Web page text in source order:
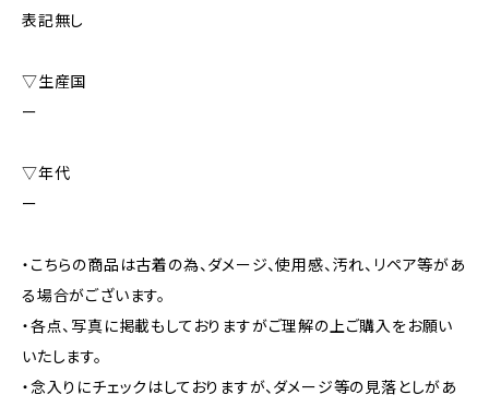
表記無し
▽生産国
ー
▽年代
ー
・こちらの商品は古着の為、ダメージ、使用感、汚れ、リペア等があ
る場合がございます。
・各点、写真に掲載もしておりますがご理解の上ご購入をお願い
いたします。
・念入りにチェックはしておりますが、ダメージ等の見落としがあ